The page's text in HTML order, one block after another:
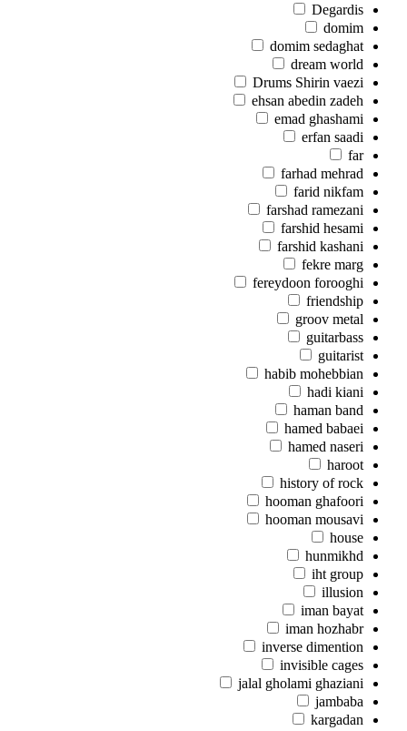
Degardis
domim
domim sedaghat
dream world
Drums Shirin vaezi
ehsan abedin zadeh
emad ghashami
erfan saadi
far
farhad mehrad
farid nikfam
farshad ramezani
farshid hesami
farshid kashani
fekre marg
fereydoon forooghi
friendship
groov metal
guitarbass
guitarist
habib mohebbian
hadi kiani
haman band
hamed babaei
hamed naseri
haroot
history of rock
hooman ghafoori
hooman mousavi
house
hunmikhd
iht group
illusion
iman bayat
iman hozhabr
inverse dimention
invisible cages
jalal gholami ghaziani
jambaba
kargadan